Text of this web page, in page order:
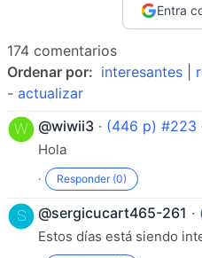
Entra
174 comentarios
Ordenar por: interesantes
- actualizar
@wiwii3 · (446 p) #223
Hola
· Responder (0)
@sergicucart465-261 ·
Estos días está siendo